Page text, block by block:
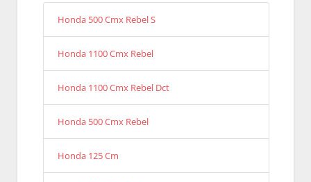
Honda 500 Cmx Rebel S
Honda 1100 Cmx Rebel
Honda 1100 Cmx Rebel Dct
Honda 500 Cmx Rebel
Honda 125 Cm